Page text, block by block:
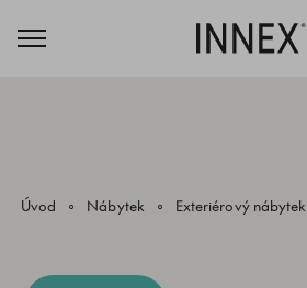
Úvod Nábytek Exteriérový nábytek